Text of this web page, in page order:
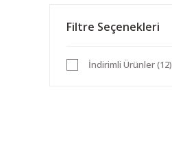
Filtre Seçenekleri
İndirimli Ürünler (12)